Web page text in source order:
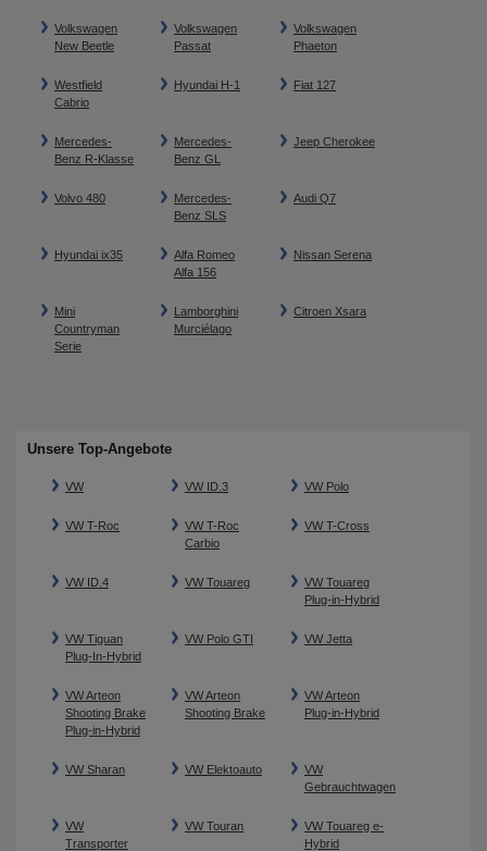
Volkswagen
New Beetle
Volkswagen
Passat
Volkswagen
Phaeton
Westfield
Cabrio
Hyundai H-1 Fiat 127
Mercedes-
Benz R-Klasse
Mercedes-
Benz GL
Jeep Cherokee
Volvo 480
Mercedes-
Benz SLS
Audi Q7
Hyundai ix35
Alfa Romeo
Alfa 156
Nissan Serena
Mini
Countryman
Serie
Lamborghini
Murciélago
Citroen Xsara
Unsere Top-Angebote
VW VW ID.3 VW Polo
VW T-Roc
VW T-Roc
Carbio
VW T-Cross
VW ID.4 VW Touareg
VW Touareg
Plug-in-Hybrid
VW Tiguan
Plug-In-Hybrid
VW Polo GTI VW Jetta
VW Arteon
Shooting Brake
Plug-in-Hybrid
VW Arteon
Shooting Brake
VW Arteon
Plug-in-Hybrid
VW Sharan VW Elektoauto
VW
Gebrauchtwagen
VW
Transporter
VW Touran
VW Touareg e-
Hybrid